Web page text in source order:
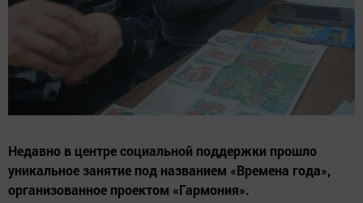
Недавно в центре социальной поддержки прошло
уникальное занятие под названием «Времена года»,
организованное проектом «Гармония».